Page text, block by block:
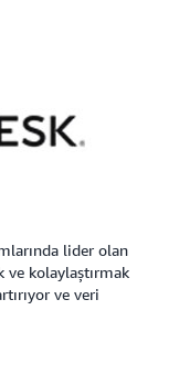
lider olan
ve kolaylaştırmak
ve veri